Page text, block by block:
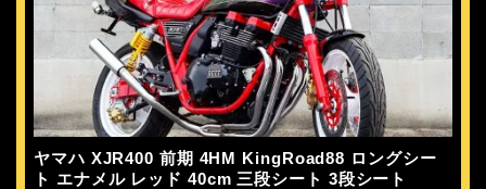
ヤマハ XJR400 前期 4HM KingRoad88 ロングシー
ト エナメル レッド 40cm 三段シート 3段シート